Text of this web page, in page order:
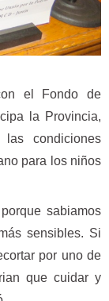
el Fondo de
la Provincia,
condiciones
para los niños
sabiamos
sensibles. Si
por uno de
que cuidar y